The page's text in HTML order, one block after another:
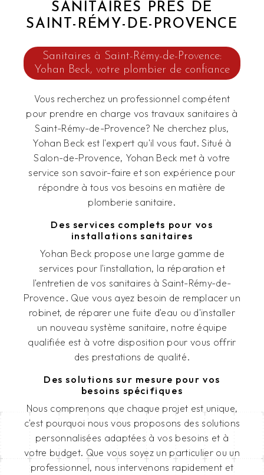
SANITAIRES PRÈS DE
SAINT-RÉMY-DE-PROVENCE
Sanitaires à Saint-Rémy-de-Provence:
Yohan Beck, votre plombier de confiance
Vous recherchez un professionnel compétent
pour prendre en charge vos travaux sanitaires à
Saint-Rémy-de-Provence? Ne cherchez plus,
Yohan Beck est l'expert qu'il vous faut. Situé à
Salon-de-Provence, Yohan Beck met à votre
service son savoir-faire et son expérience pour
répondre à tous vos besoins en matière de
plomberie sanitaire.
Des services complets pour vos
installations sanitaires
Yohan Beck propose une large gamme de
services pour l'installation, la réparation et
l'entretien de vos sanitaires à Saint-Rémy-de-
Provence. Que vous ayez besoin de remplacer un
robinet, de réparer une fuite d'eau ou d'installer
un nouveau système sanitaire, notre équipe
qualifiée est à votre disposition pour vous offrir
des prestations de qualité.
Des solutions sur mesure pour vos
besoins spécifiques
Nous comprenons que chaque projet est unique,
c'est pourquoi nous vous proposons des solutions
personnalisées adaptées à vos besoins et à
votre budget. Que vous soyez un particulier ou un
professionnel, nous intervenons rapidement et